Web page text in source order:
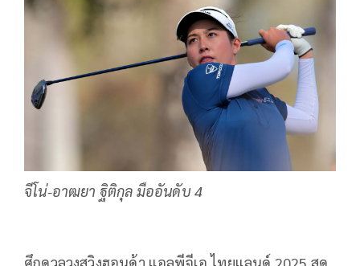
จีโน่-อาฒยา ฐิติกุล มืออันดับ 4